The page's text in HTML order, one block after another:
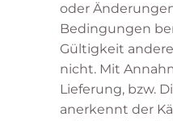
oder
Bedingungen
Gültigkeit
nicht. Mit
Lieferung, bzw.
anerkennt der